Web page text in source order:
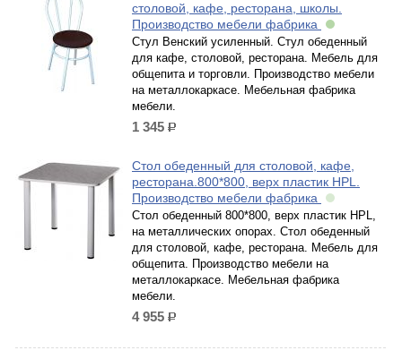
столовой, кафе, ресторана, школы.
Производство мебели фабрика
Стул Венский усиленный. Стул обеденный
для кафе, столовой, ресторана. Мебель для
общепита и торговли. Производство мебели
на металлокаркасе. Мебельная фабрика
мебели.
1 345 р.
Стол обеденный для столовой, кафе,
ресторана.800*800, верх пластик HPL.
Производство мебели фабрика
Стол обеденный 800*800, верх пластик HPL,
на металлических опорах. Стол обеденный
для столовой, кафе, ресторана. Мебель для
общепита. Производство мебели на
металлокаркасе. Мебельная фабрика
мебели.
4 955 р.